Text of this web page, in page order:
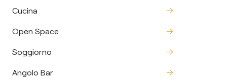
Cucina
Open Space
Soggiorno
Angolo Bar